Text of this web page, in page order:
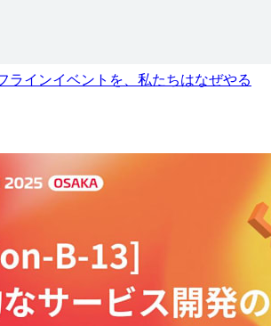
ラインイベントを、私たちはなぜやる